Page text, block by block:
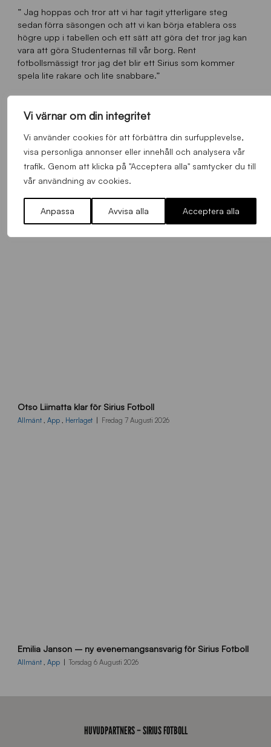
Vi värnar om din integritet
Vi använder cookies för att förbättra din surfupplevelse,
visa personliga annonser eller innehåll och analysera vår
trafik. Genom att klicka på "Acceptera alla" samtycker du till
vår användning av cookies.
Anpassa Avvisa alla Acceptera alla
” Jag hoppas och tror att vi har tagit ytterligare steg
sedan förra säsongen och att vi kan börja etablera oss
högre upp i tabellen och ett sätt att göra det tror jag kan
vara att göra Studenternas till vår borg. Rent
fotbollsmässigt tror jag det blir ett Sirius som kommer
spela lite rakare och lite snabbare.”
FLER NYHETER
Alla nyheter
L
_
Otso Liimatta klar för Sirius Fotboll
Allmänt App Herrlaget Fredag 7 Augusti 2026
0
0
Emilia Janson – ny evenemangsansvarig för Sirius Fotboll
Allmänt , App Torsdag 6 Augusti 2026
HUVUDPARTNERS – SIRIUS FOTBOLL